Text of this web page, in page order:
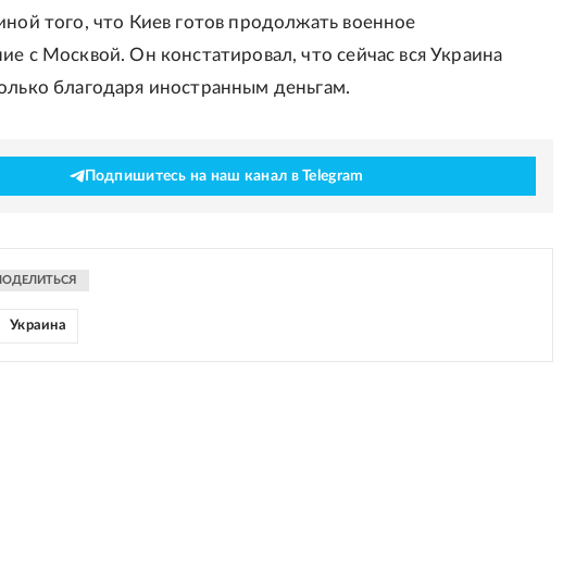
того, что Киев готов продолжать военное
с Москвой. Он констатировал, что сейчас вся Украина
благодаря иностранным деньгам.
Подпишитесь на наш канал в Telegram
Украина